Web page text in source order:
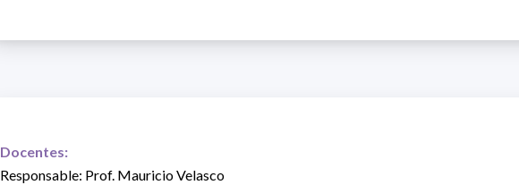
Docentes:
Responsable: Prof. Mauricio Velasco